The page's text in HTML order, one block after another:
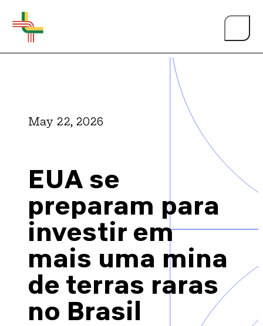
Events
Person of the Year
Brazil-US Business
Become a Member
May 22, 2026
EUA se
preparam para
investir em
mais uma mina
de terras raras
no Brasil